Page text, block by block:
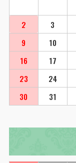
2
3
9
10
16
17
23
24
30
31